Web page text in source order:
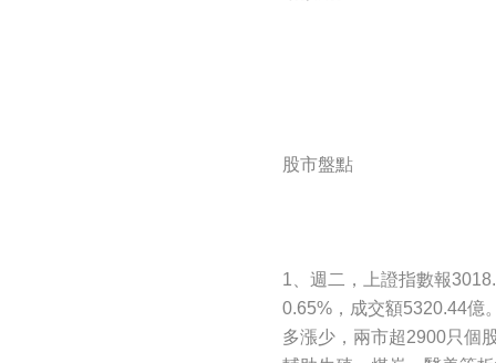
股市盤點
1、週二，上證指數報
0.65%，成交額5320.44億
多漲少，兩市超2900只個